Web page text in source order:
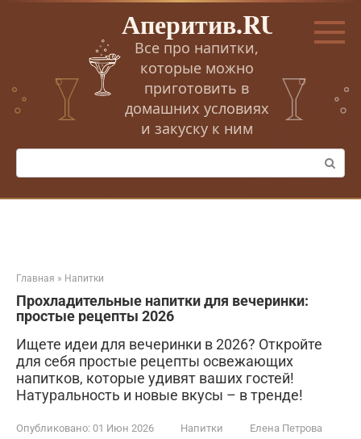
Перейти
Аперитив.RU
Все про напитки,
которые можно
приготовить в
домашних условиях
и закуску к ним
Поиск:
Главная » Напитки
Прохладительные напитки для вечеринки:
простые рецепты 2026
Ищете идеи для вечеринки в 2026? Откройте
для себя простые рецепты освежающих
напитков, которые удивят ваших гостей!
Натуральность и новые вкусы – в тренде!
Опубликовано: 01 Июн 2026 Напитки Елена Петрова